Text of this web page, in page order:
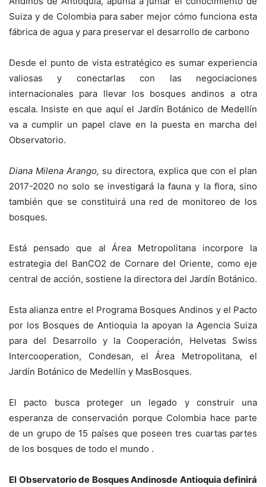
Suiza y de Colombia para saber mejor cómo funciona esta
fábrica de agua y para preservar el desarrollo de carbono
Desde el punto de vista estratégico es sumar experiencia
valiosas y conectarlas con las negociaciones
internacionales para llevar los bosques andinos a otra
escala. Insiste en que aquí el Jardín Botánico de Medellín
va a cumplir un papel clave en la puesta en marcha del
Observatorio.
Diana Milena Arango, su directora, explica que con el plan
2017-2020 no solo se investigará la fauna y la flora, sino
también que se constituirá una red de monitoreo de los
bosques.
Está pensado que al Área Metropolitana incorpore la
estrategia del BanCO2 de Cornare del Oriente, como eje
central de acción, sostiene la directora del Jardín Botánico.
Esta alianza entre el Programa Bosques Andinos y el Pacto
por los Bosques de Antioquia la apoyan la Agencia Suiza
para del Desarrollo y la Cooperación, Helvetas Swiss
Intercooperation, Condesan, el Área Metropolitana, el
Jardín Botánico de Medellín y MasBosques.
El pacto busca proteger un legado y construir una
esperanza de conservación porque Colombia hace parte
de un grupo de 15 países que poseen tres cuartas partes
de los bosques de todo el mundo .
El Observatorio de Bosques Andinosde Antioquia definirá